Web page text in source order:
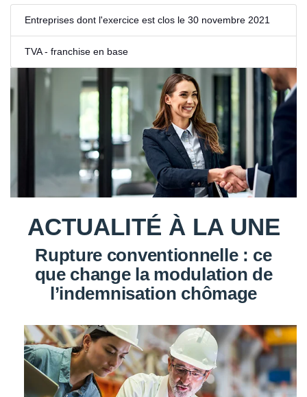
Entreprises dont l'exercice est clos le 30 novembre 2021
TVA - franchise en base
ACTUALITÉ À LA UNE
Rupture conventionnelle : ce
que change la modulation de
l’indemnisation chômage